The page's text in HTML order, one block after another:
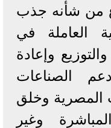
من شأنه جذب
العاملة في
وإعادة
الصناعات
المصرية وخلق
وغير